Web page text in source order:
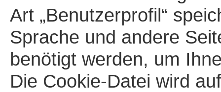
Art „Benutzerprofil“
Sprache und andere
benötigt werden, um
Die Cookie-Datei wird